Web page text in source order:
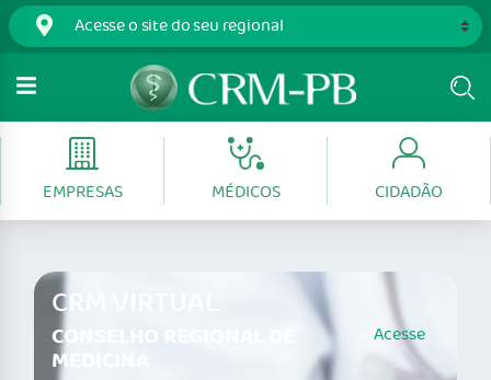
EMPRESAS MÉDICOS CIDADÃO
CRM VIRTUAL
CONSELHO REGIONAL DE
MEDICINA
Acesse